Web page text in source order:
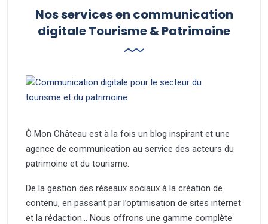
Nos services en communication
digitale Tourisme & Patrimoine
Ô Mon Château est à la fois un blog inspirant et une
agence de communication au service des acteurs du
patrimoine et du tourisme.
De la gestion des réseaux sociaux à la création de
contenu, en passant par l’optimisation de sites internet
et la rédaction… Nous offrons une gamme complète